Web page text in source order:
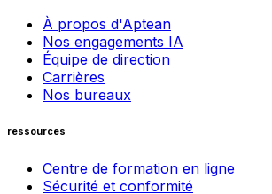
À propos d'Aptean
Nos engagements IA
Équipe de direction
Carrières
Nos bureaux
ressources
Centre de formation en ligne
Sécurité et conformité